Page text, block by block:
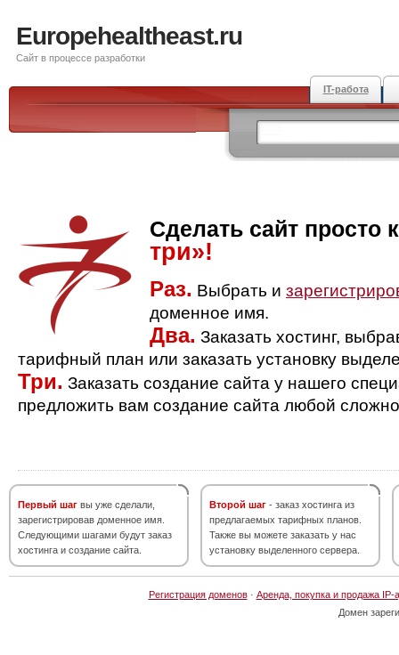
Europehealtheast.ru
Сайт в процессе разработки
IT-работа
Сделать сайт просто
три»!
Раз. Выбрать и
доменное имя.
Два. Заказать хостинг,
тарифный план или заказать установку
Три. Заказать создание сайта у нашего
предложить вам создание сайта любой
Первый шаг вы уже сделали,
зарегистрировав доменное имя.
Следующими шагами будут заказ
хостинга и создание сайта.
Второй шаг - заказ хостинга из
предлагаемых тарифных планов.
Также вы можете заказать у нас
установку выделенного сервера.
Регистрация доменов· Аренда, покупка и продажа IP-
Домен